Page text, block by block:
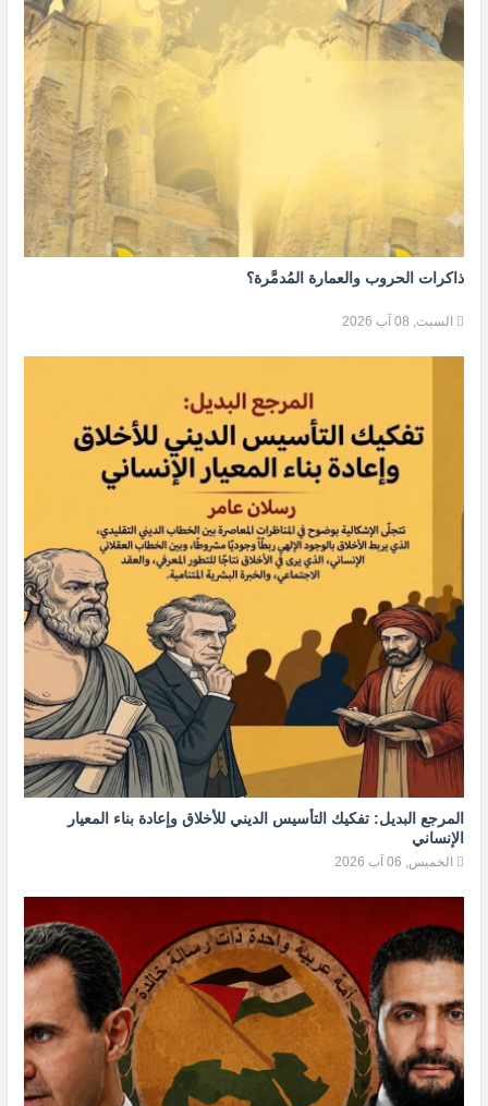
ذاكرات الحروب والعمارة المُدمَّرة؟
السبت, 08 آب 2026
المرجع البديل: تفكيك التأسيس الديني للأخلاق وإعادة بناء المعيار
الإنساني
الخميس, 06 آب 2026